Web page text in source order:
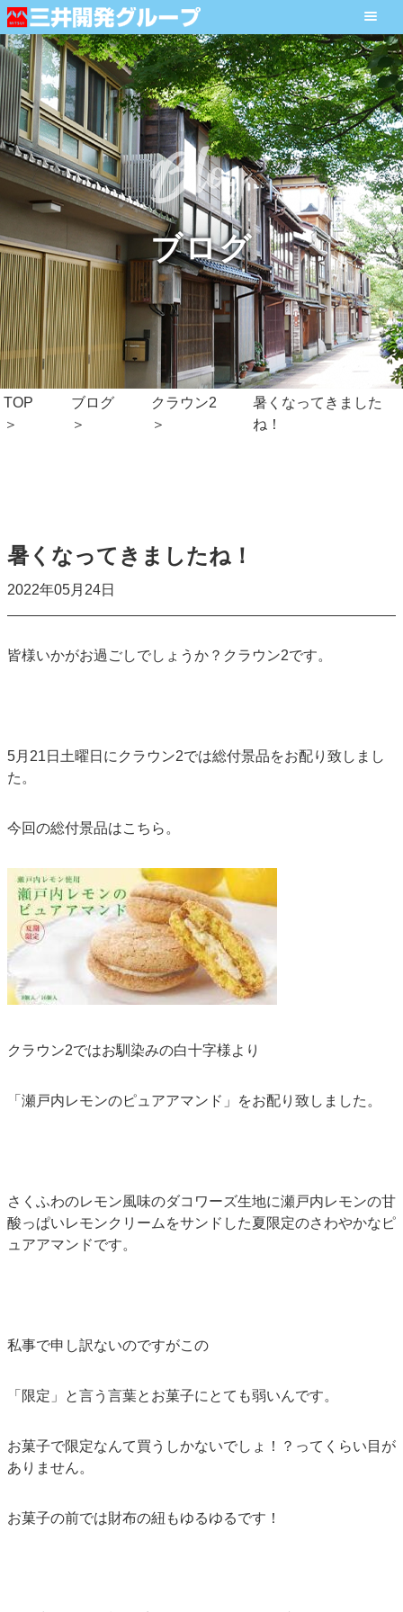
ブログ
TOP ブログ クラウン2
暑くなってきました
ね！
暑くなってきましたね！
2022年05月24日
皆様いかがお過ごしでしょうか？クラウン2です。
5月21日土曜日にクラウン2では総付景品をお配り致しまし
た。
今回の総付景品はこちら。
クラウン2ではお馴染みの白十字様より
「瀬戸内レモンのピュアアマンド」をお配り致しました。
さくふわのレモン風味のダコワーズ生地に瀬戸内レモンの甘
酸っぱいレモンクリームをサンドした夏限定のさわやかなピ
ュアアマンドです。
私事で申し訳ないのですがこの
「限定」と言う言葉とお菓子にとても弱いんです。
お菓子で限定なんて買うしかないでしょ！？ってくらい目が
ありません。
お菓子の前では財布の紐もゆるゆるです！